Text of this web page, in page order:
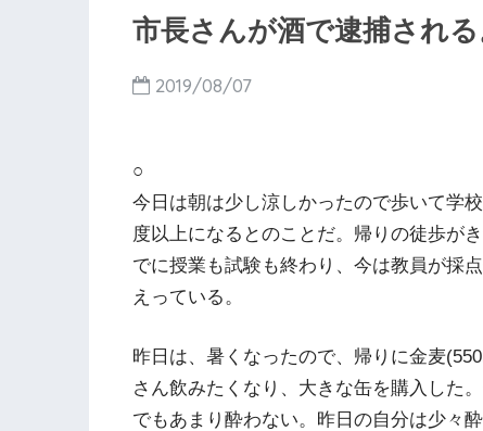
市長さんが酒で逮捕される
2019/08/07
○
今日は朝は少し涼しかったので歩いて学
度以上になるとのことだ。帰りの徒歩が
でに授業も試験も終わり、今は教員が採
えっている。
昨日は、暑くなったので、帰りに金麦
さん飲みたくなり、大きな缶を購入した
でもあまり酔わない。昨日の自分は少々